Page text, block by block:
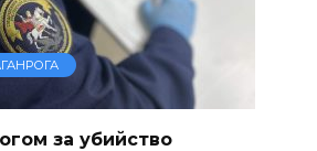
за убийство